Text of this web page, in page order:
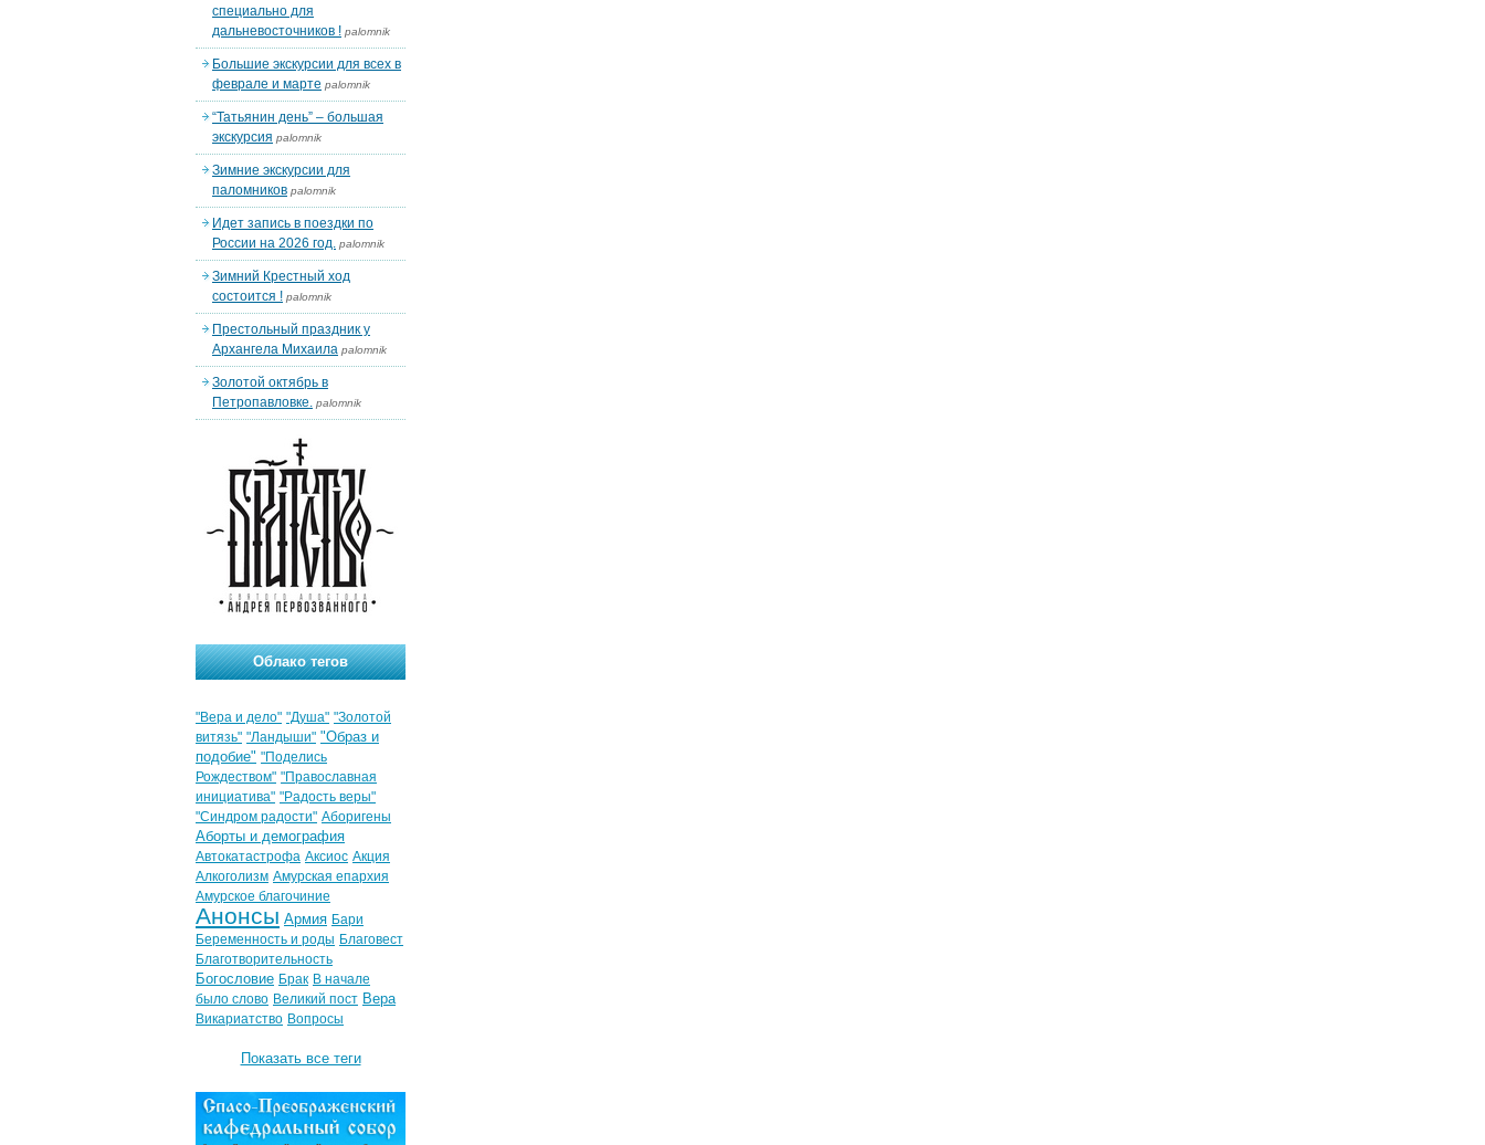
специально для
дальневосточников ! palomnik
Большие экскурсии для всех в
феврале и марте palomnik
“Татьянин день” – большая
экскурсия palomnik
Зимние экскурсии для
паломников palomnik
Идет запись в поездки по
России на 2026 год. palomnik
Зимний Крестный ход
состоится ! palomnik
Престольный праздник у
Архангела Михаила palomnik
Золотой октябрь в
Петропавловке. palomnik
Облако тегов
"Вера и дело" "Душа" "Золотой
витязь" "Ландыши" "Образ и
подобие" "Поделись
Рождеством" "Православная
инициатива" "Радость веры"
"Синдром радости" Аборигены
Аборты и демография
Автокатастрофа Аксиос Акция
Алкоголизм Амурская епархия
Амурское благочиние
Анонсы Армия Бари
Беременность и роды Благовест
Благотворительность
Богословие Брак В начале
было слово Великий пост Вера
Викариатство Вопросы
Показать все теги